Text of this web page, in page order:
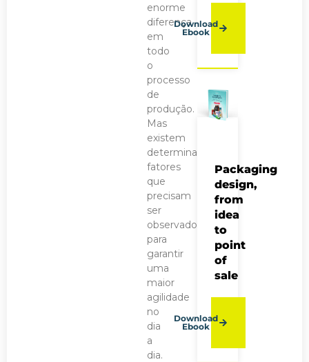
enorme
diferença
em
todo
o
processo
de
produção.
Mas
existem
determinados
fatores
que
precisam
ser
observados
para
garantir
uma
maior
agilidade
no
dia
a
dia.
Download
Ebook
Packaging
design,
from
idea
to
point
of
sale
Download
Ebook